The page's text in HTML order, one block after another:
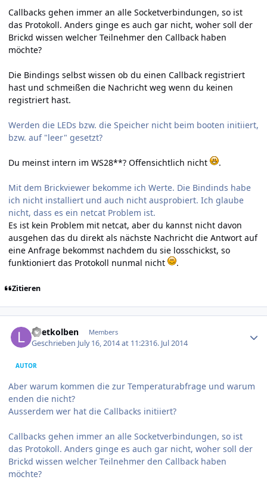
Callbacks gehen immer an alle Socketverbindungen, so ist
das Protokoll. Anders ginge es auch gar nicht, woher soll der
Brickd wissen welcher Teilnehmer den Callback haben
möchte?
Die Bindings selbst wissen ob du einen Callback registriert
hast und schmeißen die Nachricht weg wenn du keinen
registriert hast.
Werden die LEDs bzw. die Speicher nicht beim booten initiiert,
bzw. auf "leer" gesetzt?
Du meinst intern im WS28**? Offensichtlich nicht .
Mit dem Brickviewer bekomme ich Werte. Die Bindinds habe
ich nicht installiert und auch nicht ausprobiert. Ich glaube
nicht, dass es ein netcat Problem ist.
Es ist kein Problem mit netcat, aber du kannst nicht davon
ausgehen das du direkt als nächste Nachricht die Antwort auf
eine Anfrage bekommst nachdem du sie losschickst, so
funktioniert das Protokoll nunmal nicht
.
Zitieren
Loetkolben Members
Geschrieben July 16, 2014 at 11:2316. Jul 2014
AUTOR
Aber warum kommen die zur Temperaturabfrage und warum
enden die nicht?
Ausserdem wer hat die Callbacks initiiert?
Callbacks gehen immer an alle Socketverbindungen, so ist
das Protokoll. Anders ginge es auch gar nicht, woher soll der
Brickd wissen welcher Teilnehmer den Callback haben
möchte?